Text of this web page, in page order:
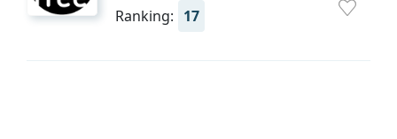
Ranking: 17